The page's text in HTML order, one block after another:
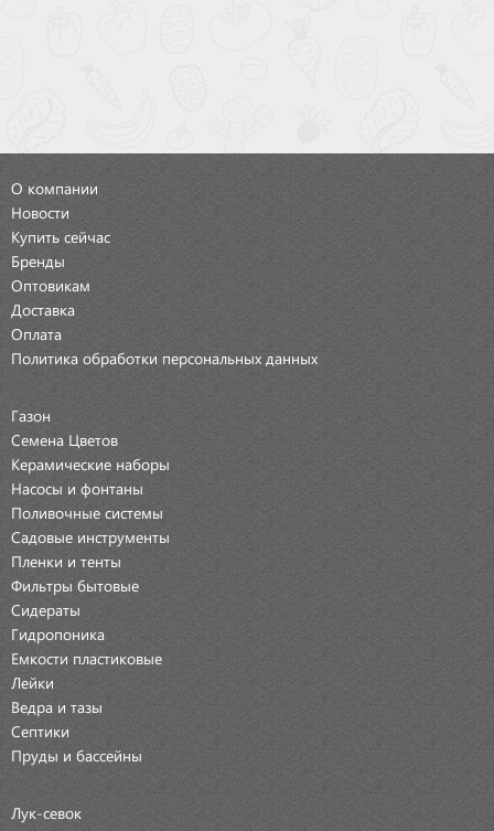
О компании
Новости
Купить сейчас
Бренды
Оптовикам
Доставка
Оплата
Политика обработки персональных данных
Газон
Семена Цветов
Керамические наборы
Насосы и фонтаны
Поливочные системы
Садовые инструменты
Пленки и тенты
Фильтры бытовые
Сидераты
Гидропоника
Емкости пластиковые
Лейки
Ведра и тазы
Септики
Пруды и бассейны
Лук-севок